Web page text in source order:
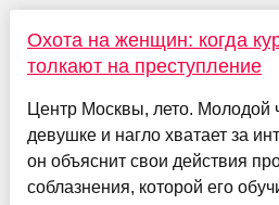
Охота на женщин: когда
толкают на преступление
Центр Москвы, лето. Молодой
девушке и нагло хватает за
он объяснит свои действия
соблазнения, которой его